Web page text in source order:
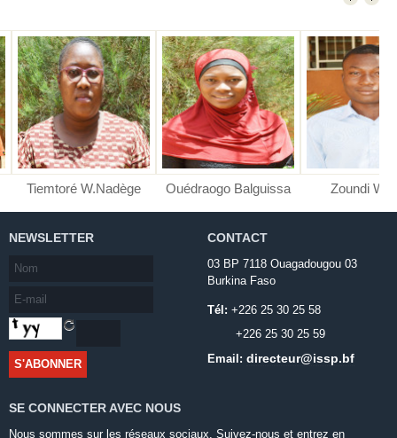
Tiemtoré W.Nadège Ouédraogo Balguissa Zoundi
NEWSLETTER CONTACT
03 BP 7118 Ouagadougou 03
Burkina Faso
Tél: +226 25 30 25 58
+226 25 30 25 59
Email: directeur@issp.bf
SE CONNECTER AVEC NOUS
Nous sommes sur les réseaux sociaux. Suivez-nous et entrez en